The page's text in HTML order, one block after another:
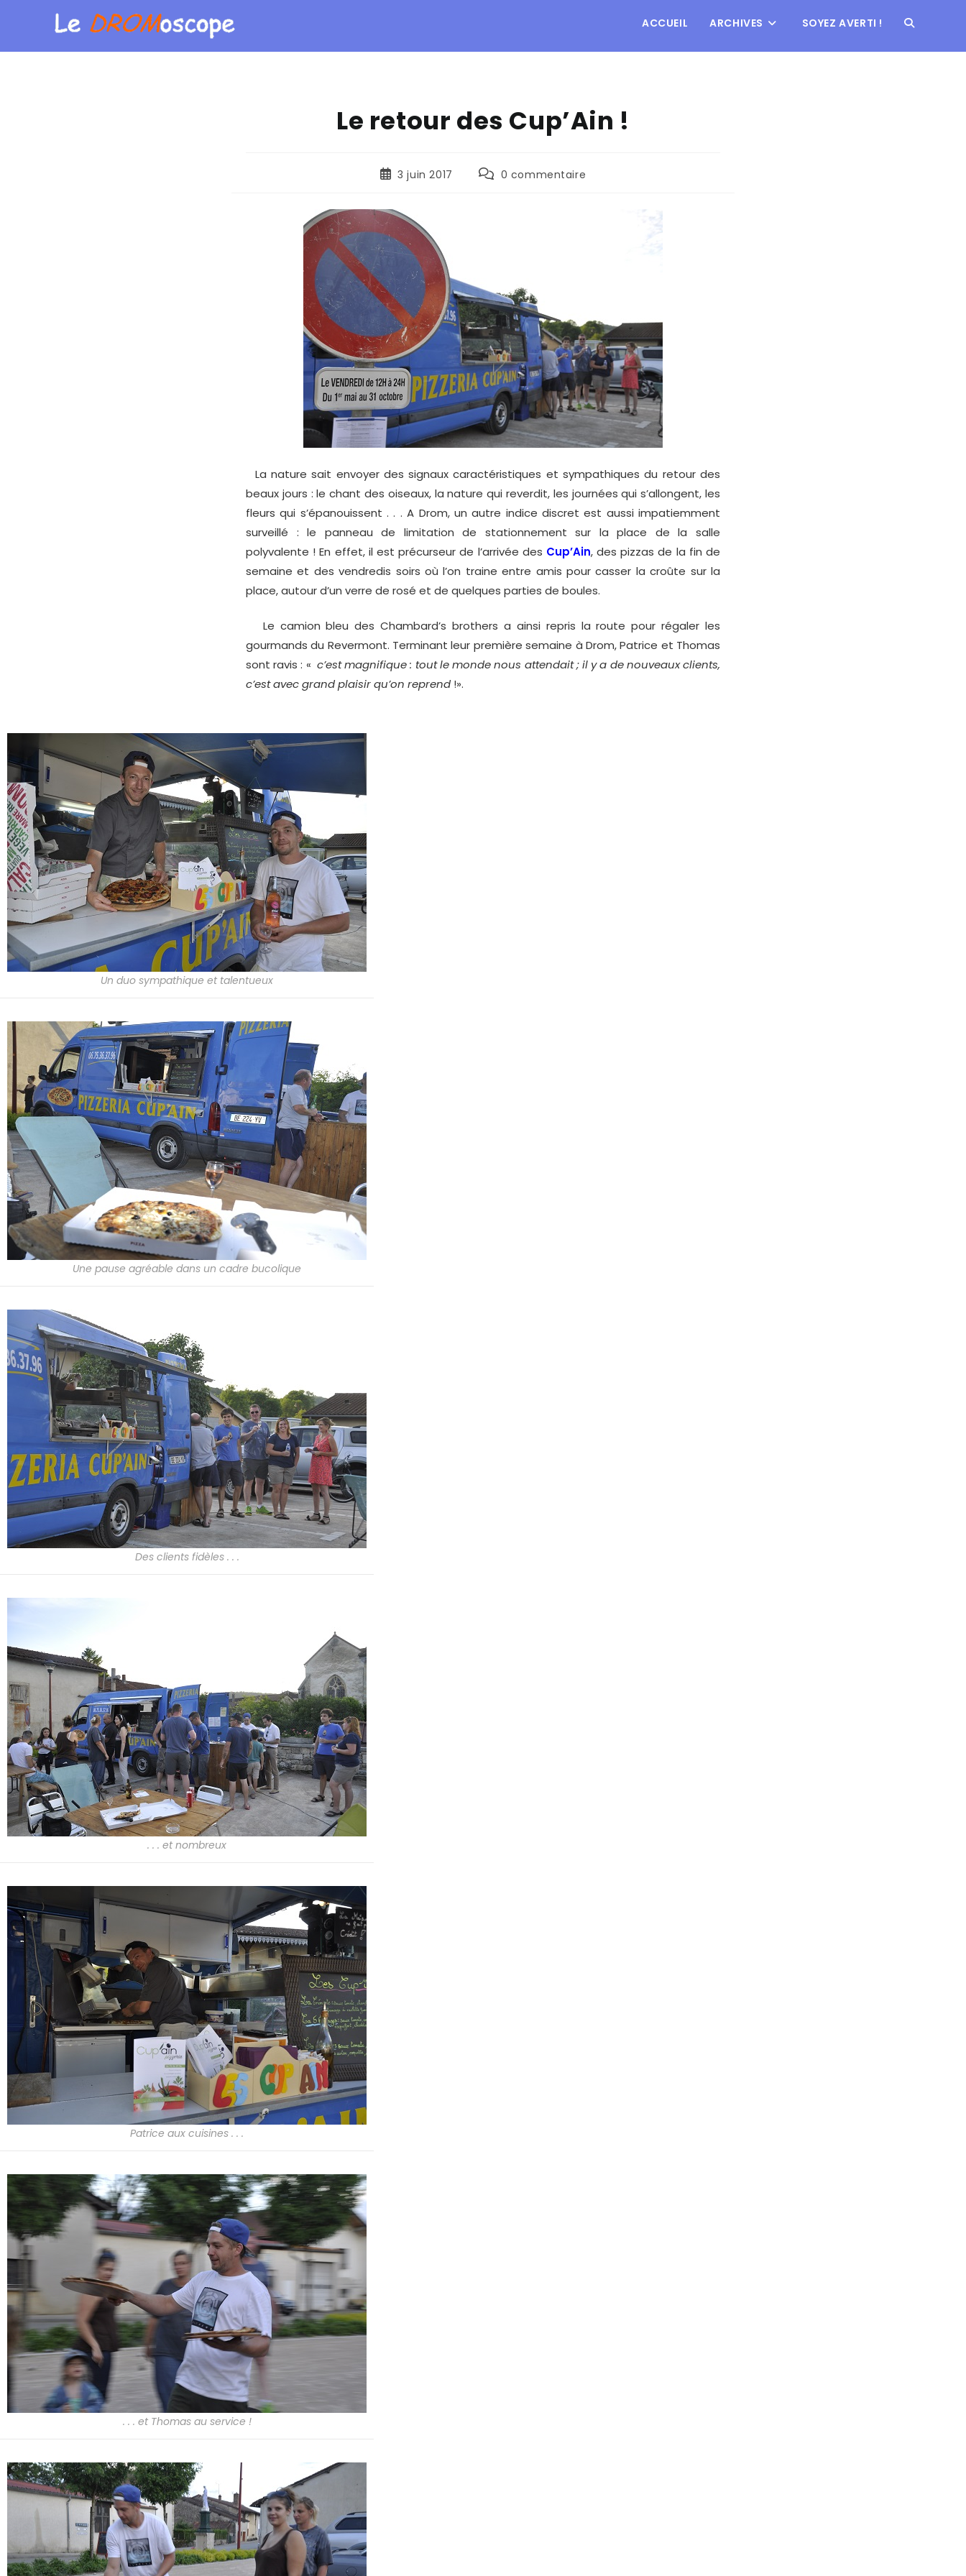
ACCUEIL ARCHIVES SOYEZ AVERTI !
Le retour des Cup’Ain !
3 juin 2017 0 commentaire
La nature sait envoyer des signaux caractéristiques et sympathiques du retour des
beaux jours : le chant des oiseaux, la nature qui reverdit, les journées qui s’allongent, les
fleurs qui s’épanouissent . . . A Drom, un autre indice discret est aussi impatiemment
surveillé : le panneau de limitation de stationnement sur la place de la salle
polyvalente ! En effet, il est précurseur de l’arrivée des Cup’Ain, des pizzas de la fin de
semaine et des vendredis soirs où l’on traine entre amis pour casser la croûte sur la
place, autour d’un verre de rosé et de quelques parties de boules.
Le camion bleu des Chambard’s brothers a ainsi repris la route pour régaler les
gourmands du Revermont. Terminant leur première semaine à Drom, Patrice et Thomas
sont ravis : «c’est magnifique : tout le monde nous attendait ; il y a de nouveaux clients,
c’est avec grand plaisir qu’on reprend !».
Un duo sympathique et talentueux
Une pause agréable dans un cadre bucolique
Des clients fidèles . . .
. . . et nombreux
Patrice aux cuisines . . .
. . . et Thomas au service !